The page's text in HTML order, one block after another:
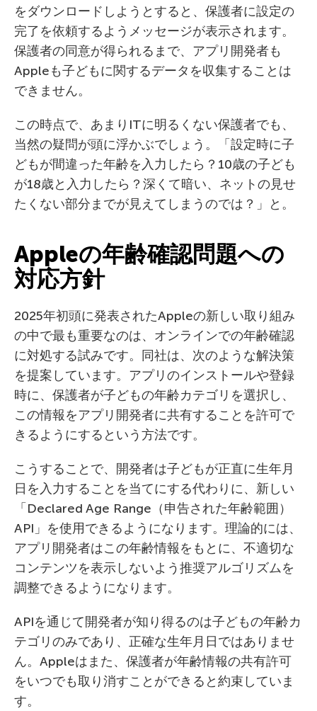
をダウンロードしようとすると、保護者に設定の
完了を依頼するようメッセージが表示されます。
保護者の同意が得られるまで、アプリ開発者も
Appleも子どもに関するデータを収集することは
できません。
この時点で、あまりITに明るくない保護者でも、
当然の疑問が頭に浮かぶでしょう。「設定時に子
どもが間違った年齢を入力したら？10歳の子ども
が18歳と入力したら？深くて暗い、ネットの見せ
たくない部分までが見えてしまうのでは？」と。
Appleの年齢確認問題への
対応方針
2025年初頭に発表されたAppleの新しい取り組み
の中で最も重要なのは、オンラインでの年齢確認
に対処する試みです。同社は、次のような解決策
を提案しています。アプリのインストールや登録
時に、保護者が子どもの年齢カテゴリを選択し、
この情報をアプリ開発者に共有することを許可で
きるようにするという方法です。
こうすることで、開発者は子どもが正直に生年月
日を入力することを当てにする代わりに、新しい
「Declared Age Range（申告された年齢範囲）
API」を使用できるようになります。理論的には、
アプリ開発者はこの年齢情報をもとに、不適切な
コンテンツを表示しないよう推奨アルゴリズムを
調整できるようになります。
APIを通じて開発者が知り得るのは子どもの年齢カ
テゴリのみであり、正確な生年月日ではありませ
ん。Appleはまた、保護者が年齢情報の共有許可
をいつでも取り消すことができると約束していま
す。